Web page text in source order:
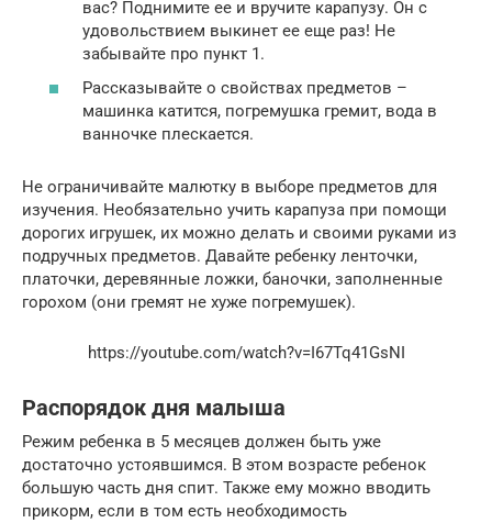
вас? Поднимите ее и вручите карапузу. Он с
удовольствием выкинет ее еще раз! Не
забывайте про пункт 1.
Рассказывайте о свойствах предметов –
машинка катится, погремушка гремит, вода в
ванночке плескается.
Не ограничивайте малютку в выборе предметов для
изучения. Необязательно учить карапуза при помощи
дорогих игрушек, их можно делать и своими руками из
подручных предметов. Давайте ребенку ленточки,
платочки, деревянные ложки, баночки, заполненные
горохом (они гремят не хуже погремушек).
https://youtube.com/watch?v=I67Tq41GsNI
Распорядок дня малыша
Режим ребенка в 5 месяцев должен быть уже
достаточно устоявшимся. В этом возрасте ребенок
большую часть дня спит. Также ему можно вводить
прикорм, если в том есть необходимость